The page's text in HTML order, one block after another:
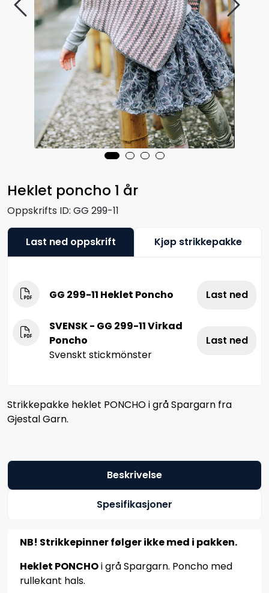
Heklet poncho 1 år
Oppskrifts ID: GG 299-11
Last ned oppskrift Kjøp strikkepakke
GG 299-11 Heklet Poncho Last ned
SVENSK - GG 299-11 Virkad
Poncho
Svenskt stickmönster
Last ned
Strikkepakke heklet PONCHO i grå Spargarn fra
Gjestal Garn.
Beskrivelse
Spesifikasjoner
NB! Strikkepinner følger ikke med i pakken.
Heklet PONCHOi grå Spargarn. Poncho med
rullekant hals.